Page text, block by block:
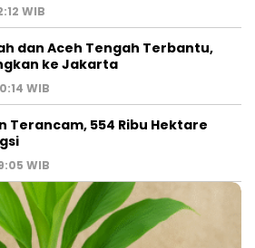
WIB
dan Aceh Tengah Terbantu,
ke Jakarta
WIB
Terancam, 554 Ribu Hektare
WIB